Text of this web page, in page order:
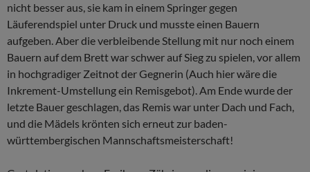
nicht besser aus, sie kam in einem Springer gegen
Läuferendspiel unter Druck und musste einen Bauern
aufgeben. Aber die verbleibende Stellung mit nur noch einem
Bauern auf dem Brett war schwer auf Sieg zu spielen, vor allem
in hochgradiger Zeitnot der Gegnerin (Auch hier wäre die
Inkrement-Umstellung ein Remisgebot). Am Ende wurde der
letzte Bauer geschlagen, das Remis war unter Dach und Fach,
und die Mädels krönten sich erneut zur baden-
württembergischen Mannschaftsmeisterschaft!